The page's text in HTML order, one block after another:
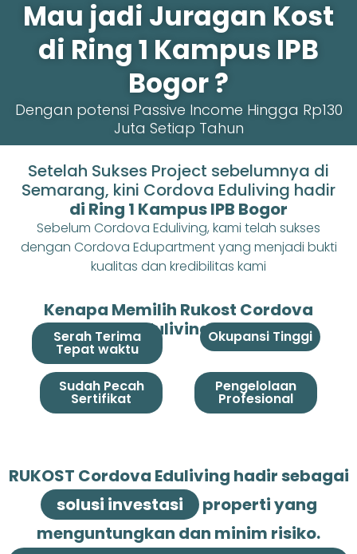
Mau jadi Juragan Kost
di Ring 1 Kampus IPB
Bogor ?
Dengan potensi Passive Income Hingga Rp130
Juta Setiap Tahun
Setelah Sukses Project sebelumnya di
Semarang, kini Cordova Eduliving hadir
di Ring 1 Kampus IPB Bogor
Sebelum Cordova Eduliving, kami telah sukses
dengan Cordova Edupartment yang menjadi bukti
kualitas dan kredibilitas kami
Kenapa Memilih Rukost Cordova
Eduliving ?
Serah Terima
Tepat waktu
Okupansi Tinggi
Sudah Pecah
Sertifikat
Pengelolaan
Profesional
RUKOST Cordova Eduliving hadir sebagai
solusi investasi
properti yang
menguntungkan dan minim risiko.